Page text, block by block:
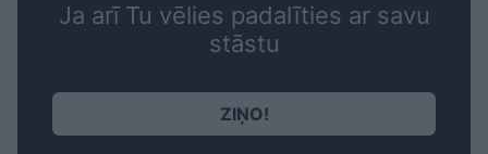
Ja arī Tu vēlies padalīties ar savu
stāstu
ZIŅO!